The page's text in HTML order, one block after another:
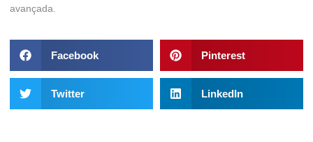
avançada.
Facebook Pinterest
Twitter LinkedIn